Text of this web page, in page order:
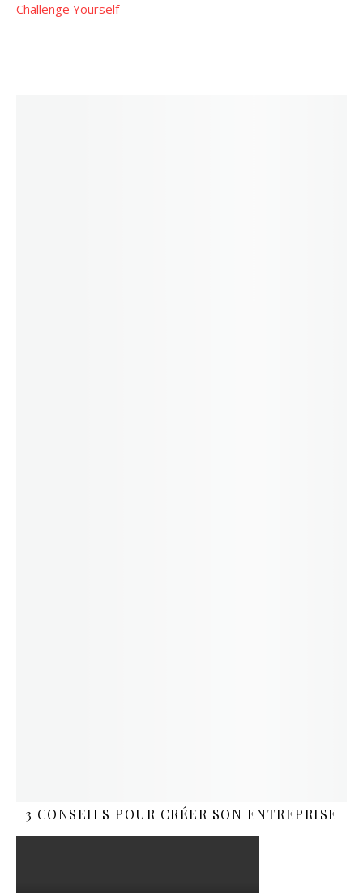
Challenge Yourself
3 CONSEILS POUR CRÉER SON ENTREPRISE